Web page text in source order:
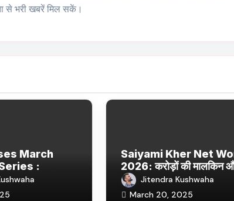
से भरी खबरें मिल सकें।
March
:
और
पर नई वेब
Saiyami Kher Net
2026: करोड़ों की मालकिन
बॉलीवुड की उभरती सितारा, छाईं
ट्रेंडिंग में
Jitendra Kushwaha
March 20, 2025